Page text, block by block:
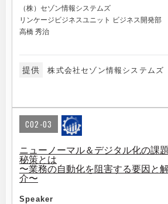
（株）セゾン情報システムズ
リンケージビジネスユニット ビジネス開発部
高橋 秀治
提供 株式会社セゾン情報システムズ
C02-03
ニューノーマル＆デジタル化の課
秘策とは
〜業務の自動化を阻害する要因と
介〜
Speaker